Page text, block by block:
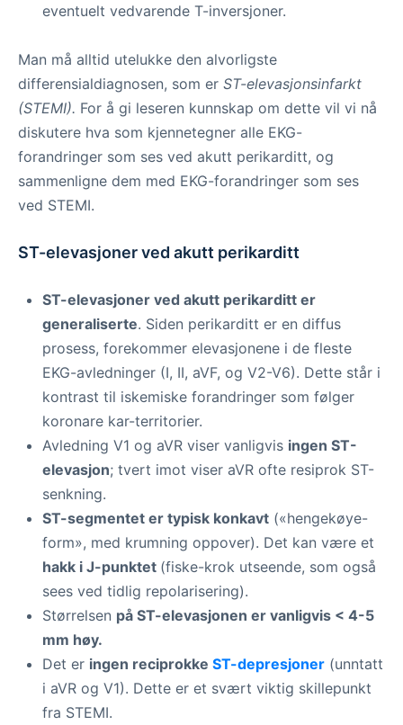
eventuelt vedvarende T-inversjoner.
Man må alltid utelukke den alvorligste
differensialdiagnosen, som er ST-elevasjonsinfarkt
(STEMI). For å gi leseren kunnskap om dette vil vi nå
diskutere hva som kjennetegner alle EKG-
forandringer som ses ved akutt perikarditt, og
sammenligne dem med EKG-forandringer som ses
ved STEMI.
ST-elevasjoner ved akutt perikarditt
ST-elevasjoner ved akutt perikarditt er
generaliserte. Siden perikarditt er en diffus
prosess, forekommer elevasjonene i de fleste
EKG-avledninger (I, II, aVF, og V2-V6). Dette står i
kontrast til iskemiske forandringer som følger
koronare kar-territorier.
Avledning V1 og aVR viser vanligvis ingen ST-
elevasjon; tvert imot viser aVR ofte resiprok ST-
senkning.
ST-segmentet er typisk konkavt («hengekøye-
form», med krumning oppover). Det kan være et
hakk i J-punktet (fiske-krok utseende, som også
sees ved tidlig repolarisering).
Størrelsen på ST-elevasjonen er vanligvis < 4-5
mm høy.
Det er ingen reciprokke ST-depresjoner (unntatt
i aVR og V1). Dette er et svært viktig skillepunkt
fra STEMI.